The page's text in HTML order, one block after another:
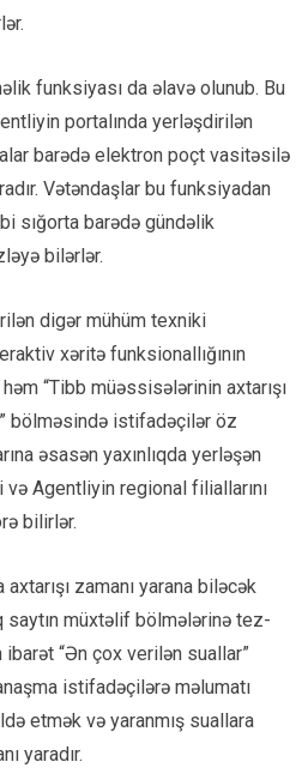
funksiyası da əlavə olunub. Bu
portalında yerləşdirilən
barədə elektron poçt vasitəsilə
Vətəndaşlar bu funksiyadan
sığorta barədə gündəlik
bilərlər.
digər mühüm texniki
xəritə funksionallığının
“Tibb müəssisələrinin axtarışı
bölməsində istifadəçilər öz
əsasən yaxınlıqda yerləşən
Agentliyin regional filiallarını
bilirlər.
zamanı yarana biləcək
saytın müxtəlif bölmələrinə tez-
“Ən çox verilən suallar”
istifadəçilərə məlumatı
etmək və yaranmış suallara
yaradır.